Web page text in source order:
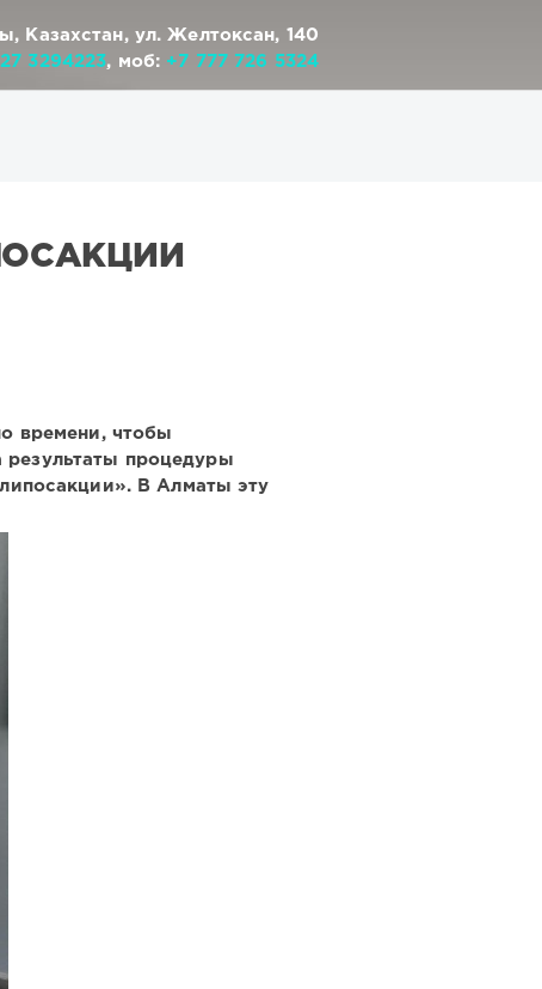
ИСКАТЬ
Казахстан, ул. Желтоксан, 140
3294223, моб: +7 777 726 5324
времени, чтобы
процедуры
В Алматы эту